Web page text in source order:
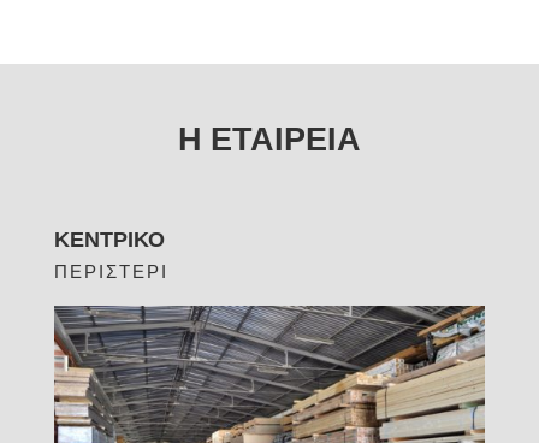
Η ΕΤΑΙΡΕΙΑ
ΚΕΝΤΡΙΚΟ
ΠΕΡΙΣΤΕΡΙ